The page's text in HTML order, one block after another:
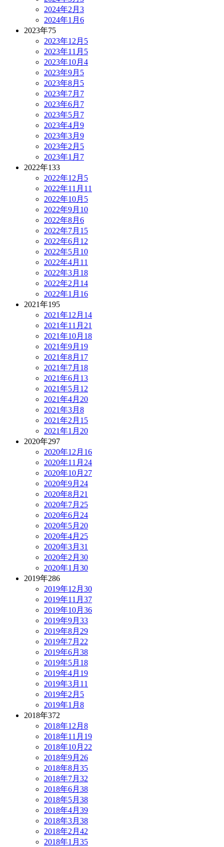
2024年2月 3
2024年1月 6
2023年75
2023年12月 5
2023年11月 5
2023年10月 4
2023年9月 5
2023年8月 5
2023年7月 7
2023年6月 7
2023年5月 7
2023年4月 9
2023年3月 9
2023年2月 5
2023年1月 7
2022年133
2022年12月 5
2022年11月 11
2022年10月 5
2022年9月 10
2022年8月 6
2022年7月 15
2022年6月 12
2022年5月 10
2022年4月 11
2022年3月 18
2022年2月 14
2022年1月 16
2021年195
2021年12月 14
2021年11月 21
2021年10月 18
2021年9月 19
2021年8月 17
2021年7月 18
2021年6月 13
2021年5月 12
2021年4月 20
2021年3月 8
2021年2月 15
2021年1月 20
2020年297
2020年12月 16
2020年11月 24
2020年10月 27
2020年9月 24
2020年8月 21
2020年7月 25
2020年6月 24
2020年5月 20
2020年4月 25
2020年3月 31
2020年2月 30
2020年1月 30
2019年286
2019年12月 30
2019年11月 37
2019年10月 36
2019年9月 33
2019年8月 29
2019年7月 22
2019年6月 38
2019年5月 18
2019年4月 19
2019年3月 11
2019年2月 5
2019年1月 8
2018年372
2018年12月 8
2018年11月 19
2018年10月 22
2018年9月 26
2018年8月 35
2018年7月 32
2018年6月 38
2018年5月 38
2018年4月 39
2018年3月 38
2018年2月 42
2018年1月 35